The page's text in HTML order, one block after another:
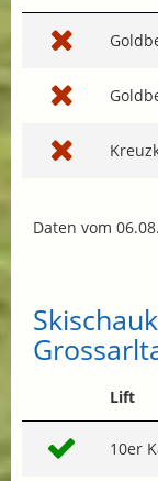
Daten vom
Lift
10er